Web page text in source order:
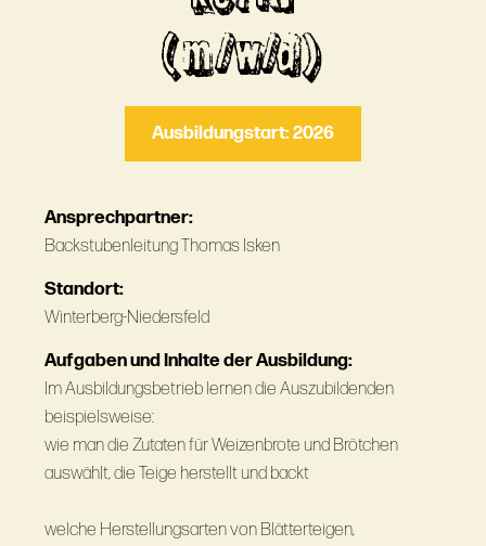
(m/w/d)
Ausbildungstart: 2026
Ansprechpartner:
Backstubenleitung Thomas Isken
Standort:
Winterberg-Niedersfeld
Aufgaben und Inhalte der Ausbildung:
Im Ausbildungsbetrieb lernen die Auszubildenden
beispielsweise:
wie man die Zutaten für Weizenbrote und Brötchen
auswählt, die Teige herstellt und backt
welche Herstellungsarten von Blätterteigen,